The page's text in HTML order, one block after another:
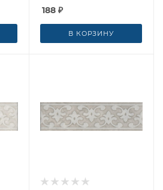
Marazzi (Россия)
188 ₽
В КОРЗИНУ